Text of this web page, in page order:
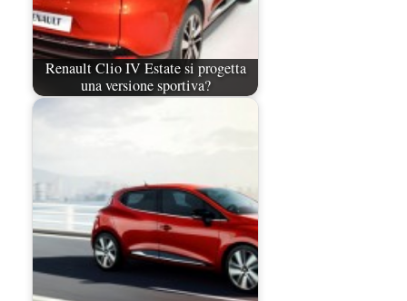
Renault Clio IV Estate si progetta
una versione sportiva?